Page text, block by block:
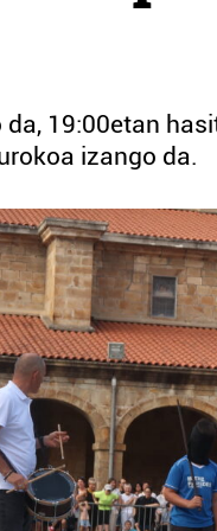
19:00etan
izango da.